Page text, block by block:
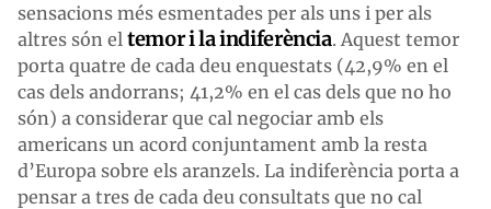
sensacions més esmentades per als uns i per als
altres són el temor i la indiferència. Aquest temor
porta quatre de cada deu enquestats (42,9% en el
cas dels andorrans; 41,2% en el cas dels que no ho
són) a considerar que cal negociar amb els
americans un acord conjuntament amb la resta
d’Europa sobre els aranzels. La indiferència porta a
pensar a tres de cada deu consultats que no cal